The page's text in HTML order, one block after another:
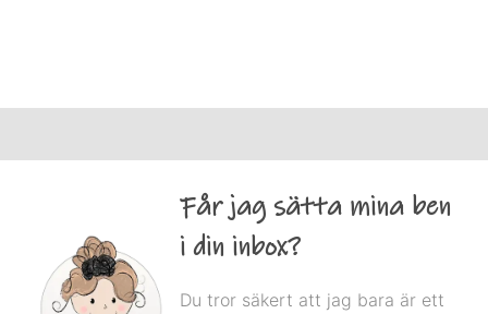
Får jag sätta mina ben
i din inbox?
Du tror säkert att jag bara är ett